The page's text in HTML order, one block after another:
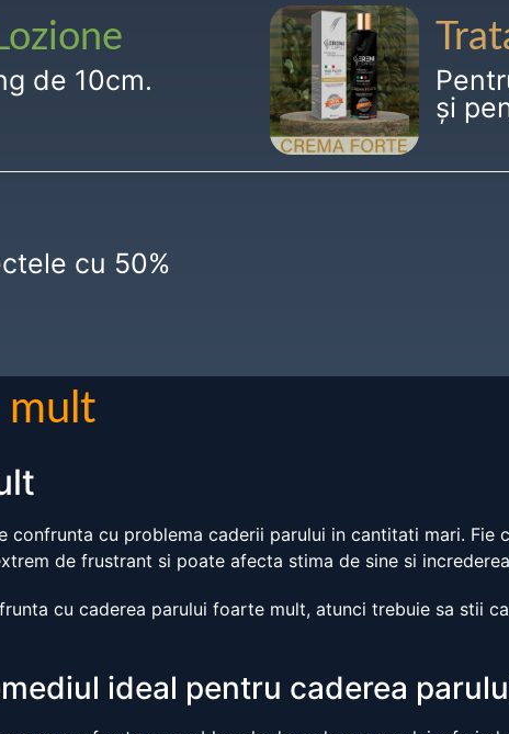
de 10cm.
și
cu 50%
mult
confrunta cu problema caderii parului in cantitati mari.
de frustrant si poate afecta stima de sine si
cu caderea parului foarte mult, atunci trebuie sa stii
ideal pentru caderea